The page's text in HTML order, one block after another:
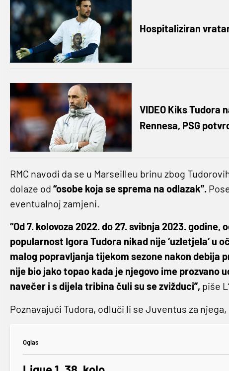
Hospitaliziran
VIDEO Kiks Tudora
Rennesa, PSG
RMC navodi da se u Marseilleu brinu zbog
dolaze od “osobe koja se sprema na odlazak”.
eventualnoj zamjeni.
“Od 7. kolovoza 2022. do 27. svibnja 2023.
popularnost Igora Tudora nikad nije ‘uzletjela‘ u
malog popravljanja tijekom sezone nakon debija
nije bio jako topao kada je njegovo ime
navečer i s dijela tribina čuli su se zvižduci”, piše
Poznavajući Tudora, odluči li se Juventus za
Oglas